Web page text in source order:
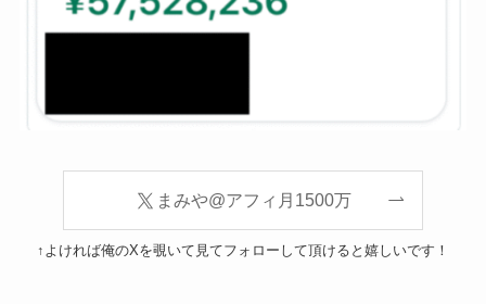
まみや@アフィ月1500万
↑よければ俺のXを覗いて見てフォローして頂けると嬉しいです！